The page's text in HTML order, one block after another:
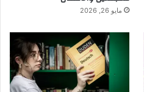
مايو 26, 2026